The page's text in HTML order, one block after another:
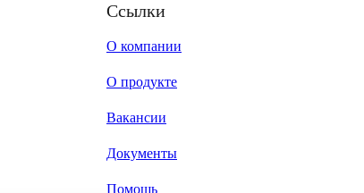
Ссылки
О компании
О продукте
Вакансии
Документы
Помощь